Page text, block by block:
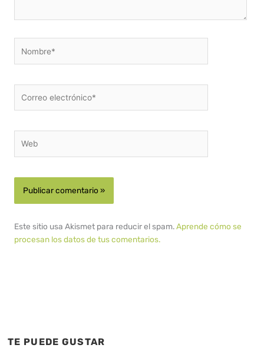
electrónico*
Este sitio usa Akismet para reducir el spam.Aprende cómo se
procesan los datos de tus comentarios.
TE PUEDE GUSTAR